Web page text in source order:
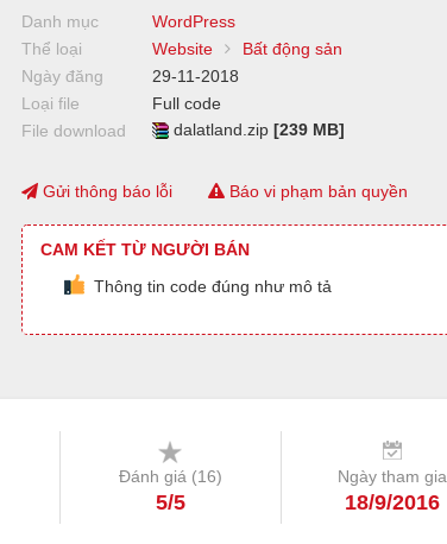
Danh mục
WordPress
Thể loại
Website
Bất động sản
Ngày đăng
29-11-2018
Loại file
Full code
File download
dalatland.zip [239 MB]
Gửi thông báo lỗi Báo vi phạm bản quyền
CAM KẾT TỪ NGƯỜI BÁN
Thông tin code đúng như mô tả
Đánh giá (16)
5/5
Ngày tham gia
18/9/2016